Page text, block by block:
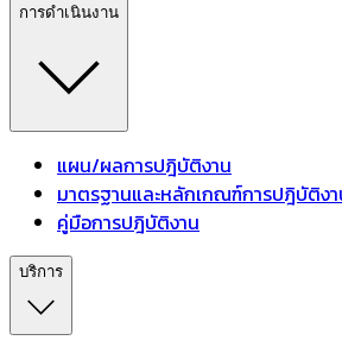
การดำเนินงาน
แผน/ผลการปฎิบัติงาน
มาตรฐานและหลักเกณฑ์การปฎิบัติง
คู่มือการปฎิบัติงาน
บริการ